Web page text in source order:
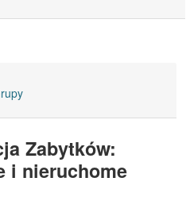
Zabytków:
i nieruchome